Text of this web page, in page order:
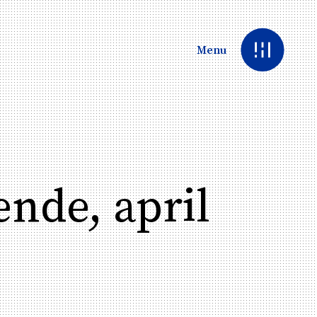
Menu
april